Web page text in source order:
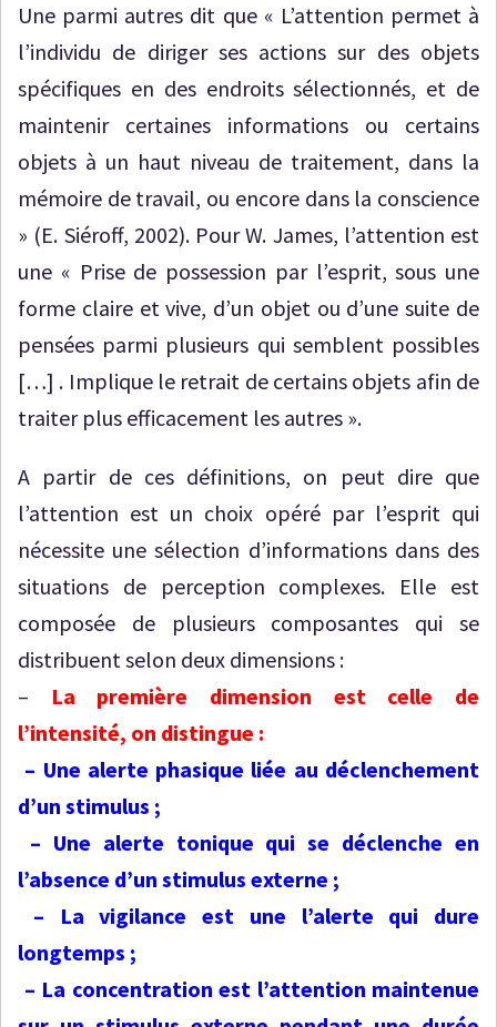
Une parmi autres dit que « L’attention permet à
l’individu de diriger ses actions sur des objets
spécifiques en des endroits sélectionnés, et de
maintenir certaines informations ou certains
objets à un haut niveau de traitement, dans la
mémoire de travail, ou encore dans la conscience
» (E. Siéroff, 2002). Pour W. James, l’attention est
une « Prise de possession par l’esprit, sous une
forme claire et vive, d’un objet ou d’une suite de
pensées parmi plusieurs qui semblent possibles
[…] . Implique le retrait de certains objets afin de
traiter plus efficacement les autres ».
A partir de ces définitions, on peut dire que
l’attention est un choix opéré par l’esprit qui
nécessite une sélection d’informations dans des
situations de perception complexes. Elle est
composée de plusieurs composantes qui se
distribuent selon deux dimensions :
– La première dimension est celle de
l’intensité, on distingue :
– Une alerte phasique liée au déclenchement
d’un stimulus ;
– Une alerte tonique qui se déclenche en
l’absence d’un stimulus externe ;
– La vigilance est une l’alerte qui dure
longtemps ;
– La concentration est l’attention maintenue